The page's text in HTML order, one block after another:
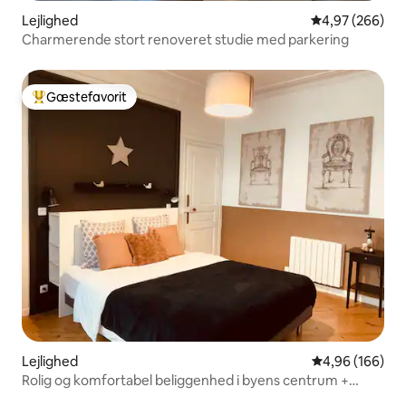
Lejlighed 4,97 ud af 5 i
4,97 (266)
Charmerende stort renoveret studie med parkering
Bedste gæstefavorit
Gæstefavorit
Lejlighed 4,96 ud af 5 i
4,96 (166)
Rolig og komfortabel beliggenhed i byens centrum +